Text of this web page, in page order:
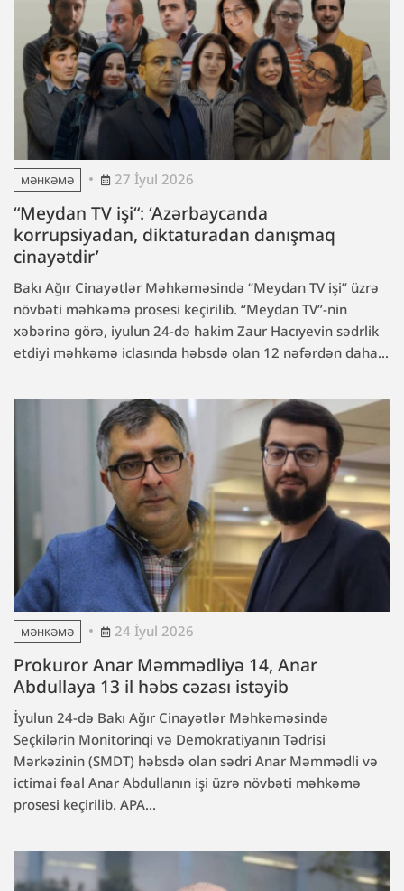
MƏHKƏMƏ 27 İyul 2026
“Meydan TV işi“: ‘Azərbaycanda
korrupsiyadan, diktaturadan danışmaq
cinayətdir’
Bakı Ağır Cinayətlər Məhkəməsində “Meydan TV işi” üzrə
növbəti məhkəmə prosesi keçirilib. “Meydan TV”-nin
xəbərinə görə, iyulun 24-də hakim Zaur Hacıyevin sədrlik
etdiyi məhkəmə iclasında həbsdə olan 12 nəfərdən daha...
MƏHKƏMƏ 24 İyul 2026
Prokuror Anar Məmmədliyə 14, Anar
Abdullaya 13 il həbs cəzası istəyib
İyulun 24-də Bakı Ağır Cinayətlər Məhkəməsində
Seçkilərin Monitorinqi və Demokratiyanın Tədrisi
Mərkəzinin (SMDT) həbsdə olan sədri Anar Məmmədli və
ictimai fəal Anar Abdullanın işi üzrə növbəti məhkəmə
prosesi keçirilib. APA...